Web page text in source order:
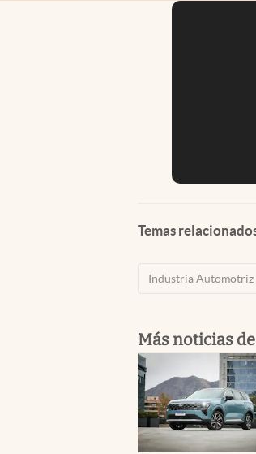
Temas
Industria Automotriz
Más noticias de